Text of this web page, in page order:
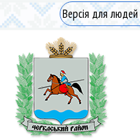
Версія для